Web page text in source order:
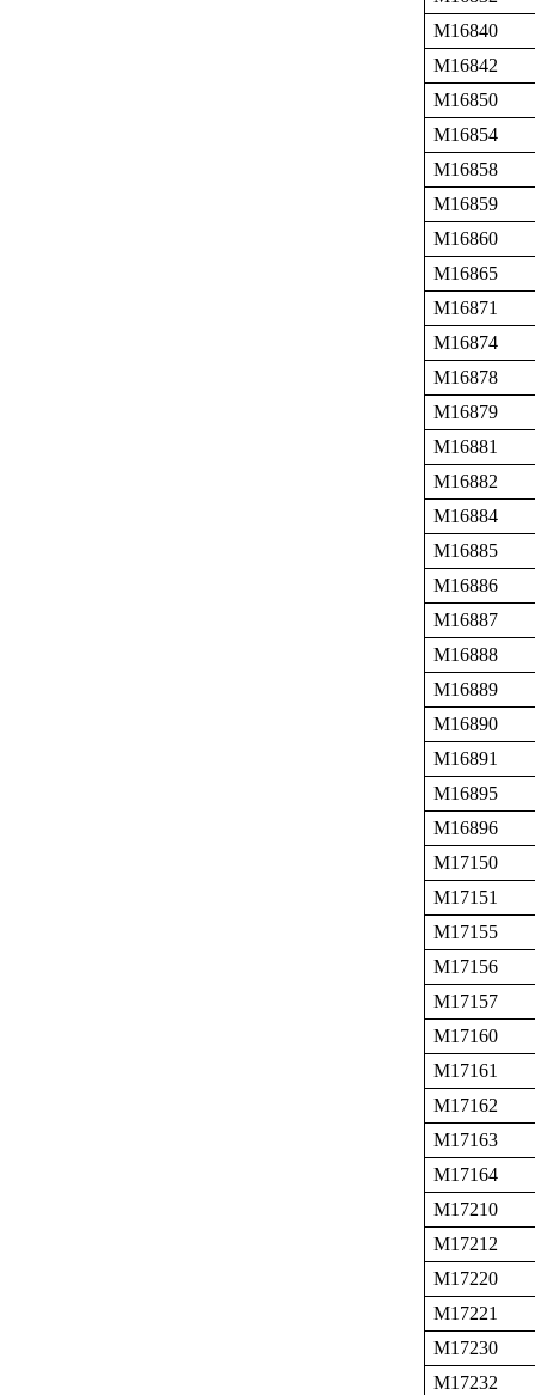
M16840
M16842
M16850
M16854
M16858
M16859
M16860
M16865
M16871
M16874
M16878
M16879
M16881
M16882
M16884
M16885
M16886
M16887
M16888
M16889
M16890
M16891
M16895
M16896
M17150
M17151
M17155
M17156
M17157
M17160
M17161
M17162
M17163
M17164
M17210
M17212
M17220
M17221
M17230
M17232